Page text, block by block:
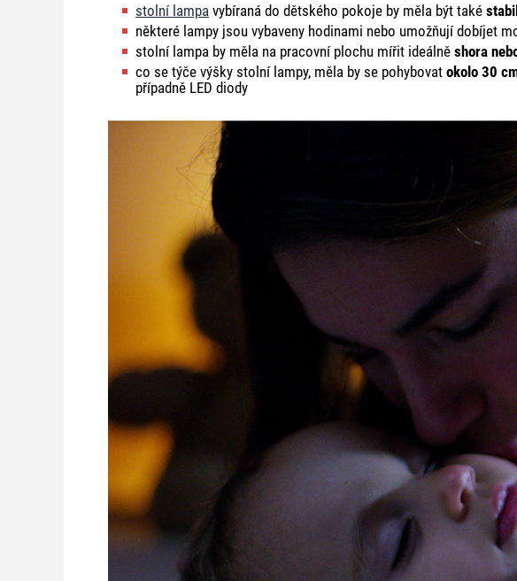
stolní lampa vybíraná do dětského pokoje by měla být také
některé lampy jsou vybaveny hodinami nebo umožňují dobíjet
stolní lampa by měla na pracovní plochu mířit ideálně shora
co se týče výšky stolní lampy, měla by se pohybovat okolo 30
případně LED diody